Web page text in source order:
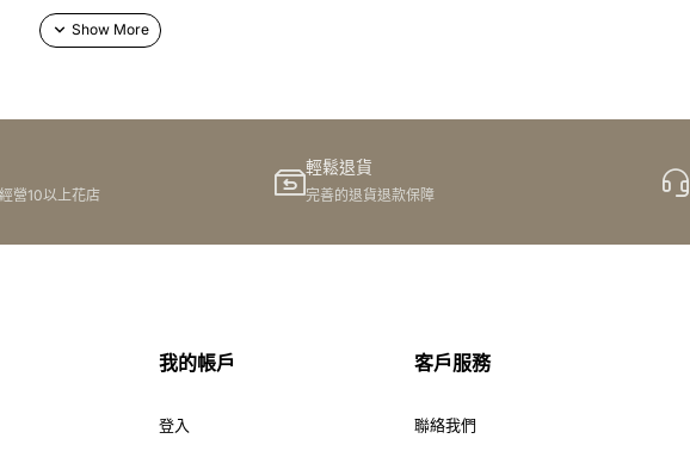
營10以上花店
輕鬆退貨
完善的退貨退款保障
我的帳戶
登入
客戶服務
聯絡我們